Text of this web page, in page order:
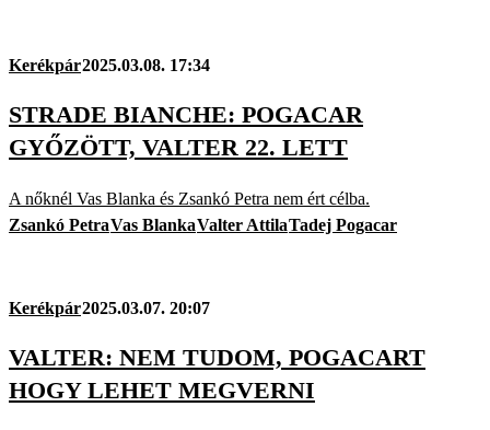
Kerékpár2025.03.08. 17:34
STRADE BIANCHE: POGACAR
GYŐZÖTT, VALTER 22. LETT
A nőknél Vas Blanka és Zsankó Petra nem ért célba.
Zsankó PetraVas BlankaValter AttilaTadej Pogacar
Kerékpár2025.03.07. 20:07
VALTER: NEM TUDOM, POGACART
HOGY LEHET MEGVERNI